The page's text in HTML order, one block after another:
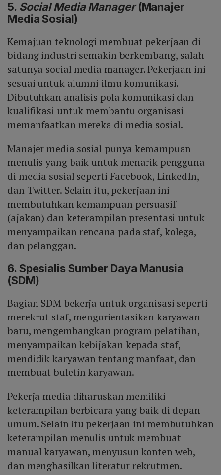
5. Social Media Manager(Manajer
Media Sosial)
Kemajuan teknologi membuat pekerjaan di
bidang industri semakin berkembang, salah
satunya social media manager. Pekerjaan ini
sesuai untuk alumni ilmu komunikasi.
Dibutuhkan analisis pola komunikasi dan
kualifikasi untuk membantu organisasi
memanfaatkan mereka di media sosial.
Manajer media sosial punya kemampuan
menulis yang baik untuk menarik pengguna
di media sosial seperti Facebook, LinkedIn,
dan Twitter. Selain itu, pekerjaan ini
membutuhkan kemampuan persuasif
(ajakan) dan keterampilan presentasi untuk
menyampaikan rencana pada staf, kolega,
dan pelanggan.
6. Spesialis Sumber Daya Manusia
(SDM)
Bagian SDM bekerja untuk organisasi seperti
merekrut staf, mengorientasikan karyawan
baru, mengembangkan program pelatihan,
menyampaikan kebijakan kepada staf,
mendidik karyawan tentang manfaat, dan
membuat buletin karyawan.
Pekerja media diharuskan memiliki
keterampilan berbicara yang baik di depan
umum. Selain itu pekerjaan ini membutuhkan
keterampilan menulis untuk membuat
manual karyawan, menyusun konten web,
dan menghasilkan literatur rekrutmen.